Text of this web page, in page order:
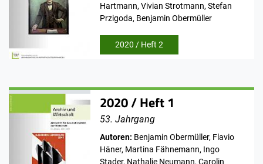
Hartmann, Vivian Strotmann, Stefan
Przigoda, Benjamin Obermüller
2020 / Heft 2
2020 / Heft 1
53. Jahrgang
Autoren: Benjamin Obermüller, Flavio
Häner, Martina Fähnemann, Ingo
Stader, Nathalie Neumann, Carolin